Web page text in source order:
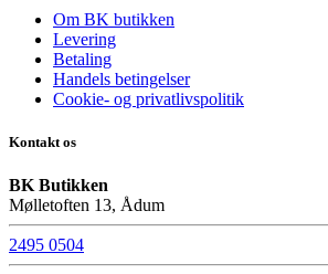
Om BK butikken
Levering
Betaling
Handels betingelser
Cookie- og privatlivspolitik
Kontakt os
BK Butikken
Mølletoften 13, Ådum
2495 0504